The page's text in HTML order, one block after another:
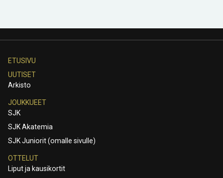
ETUSIVU
UUTISET
Arkisto
JOUKKUEET
SJK
SJK Akatemia
SJK Juniorit (omalle sivulle)
OTTELUT
Liput ja kausikortit